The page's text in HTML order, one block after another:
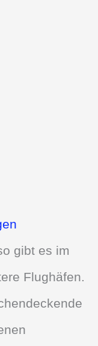
gibt es im
Flughäfen.